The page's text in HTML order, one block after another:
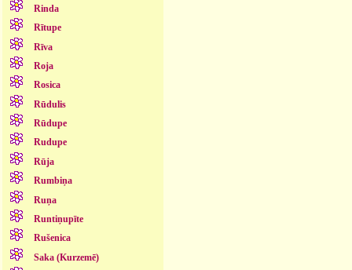
Rinda
Rītupe
Rīva
Roja
Rosica
Rūdulis
Rūdupe
Rudupe
Rūja
Rumbiņa
Ruņa
Runtiņupīte
Rušenica
Saka (Kurzemē)